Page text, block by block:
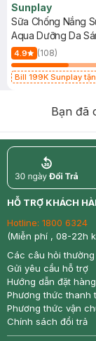
Sunplay
Sữa Chống Nắng
Aqua Dưỡng Da
4.9 (108)
Bill 199K Sunplay
Bạn đã
return
HỖ TRỢ KHÁCH
Hotline: 1800 6324
(Miễn phí , 08-22h
Các câu hỏi thường
Gửi yêu cầu hỗ trợ
Hướng dẫn đặt hàng
Phương thức thanh
Phương thức vận
Chính sách đổi trả